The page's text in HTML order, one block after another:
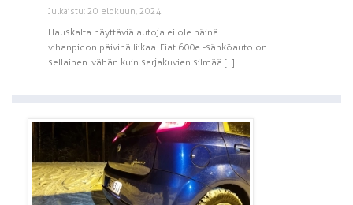
Julkaistu: 20 elokuun, 2024
Hauskalta näyttäviä autoja ei ole näinä
vihanpidon päivinä liikaa. Fiat 600e -sähköauto on
sellainen. vähän kuin sarjakuvien silmää [...]